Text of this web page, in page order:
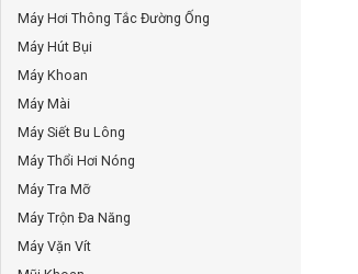
Máy Hơi Thông Tắc Đường Ống
Máy Hút Bụi
Máy Khoan
Máy Mài
Máy Siết Bu Lông
Máy Thổi Hơi Nóng
Máy Tra Mỡ
Máy Trộn Đa Năng
Máy Vặn Vít